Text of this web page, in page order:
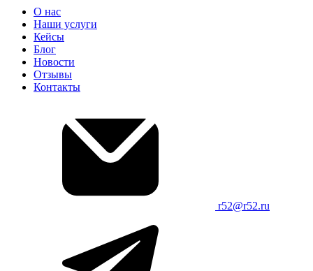
О нас
Наши услуги
Кейсы
Блог
Новости
Отзывы
Контакты
r52@r52.ru